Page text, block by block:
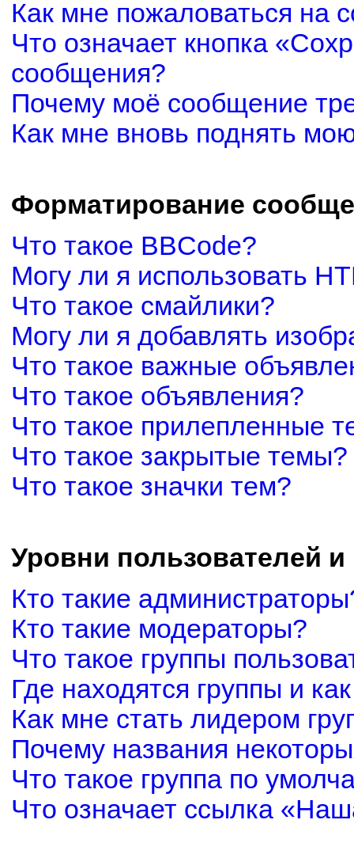
Как мне пожаловаться на
Что означает кнопка
сообщения?
Почему моё сообщение
Как мне вновь поднять
Форматирование
Что такое BBCode?
Могу ли я использовать
Что такое смайлики?
Могу ли я добавлять
Что такое важные
Что такое объявления?
Что такое прилепленные
Что такое закрытые темы?
Что такое значки тем?
Уровни пользователей
Кто такие
Кто такие модераторы?
Что такое группы
Где находятся группы и
Как мне стать лидером
Почему названия
Что такое группа по
Что означает ссылка